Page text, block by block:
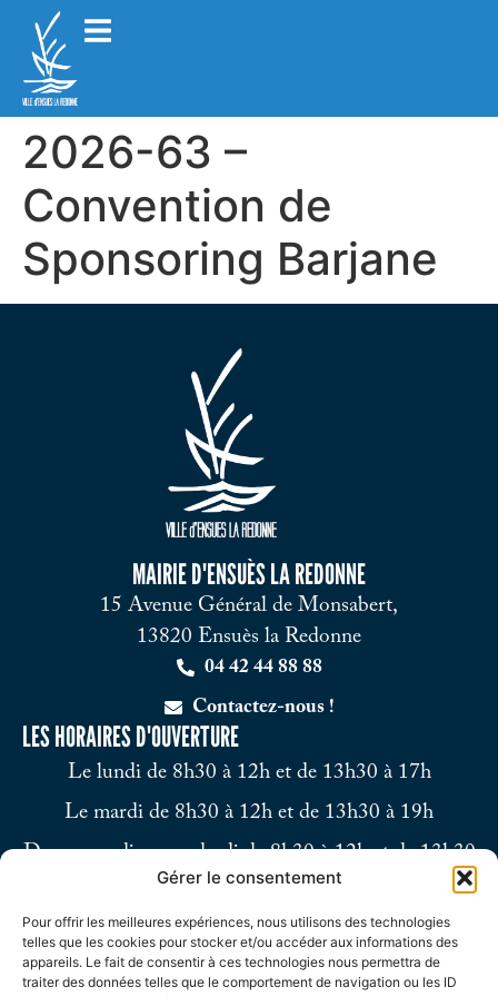
Gérer le consentement
Pour offrir les meilleures expériences, nous utilisons des technologies
telles que les cookies pour stocker et/ou accéder aux informations des
appareils. Le fait de consentir à ces technologies nous permettra de
traiter des données telles que le comportement de navigation ou les ID
2026-63 –
Convention de
Sponsoring Barjane
MAIRIE D'ENSUÈS LA REDONNE
15 Avenue Général de Monsabert,
13820 Ensuès la Redonne
04 42 44 88 88
Contactez-nous !
LES HORAIRES D'OUVERTURE
Le lundi de 8h30 à 12h et de 13h30 à 17h
Le mardi de 8h30 à 12h et de 13h30 à 19h
Du mercredi au vendredi de 8h30 à 12h et de 13h30
Le samedi de 9h à 12h